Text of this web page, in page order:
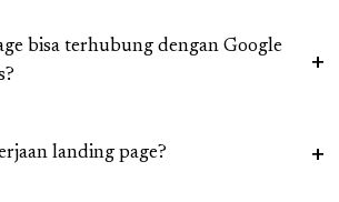
bisa terhubung dengan Google
landing page?